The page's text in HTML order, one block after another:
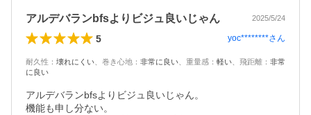
アルデバランbfsよりビジュ良いじゃん 2025/5/24
5 yoc********さん
耐久性 ： 壊れにくい 巻き心地 ： 非常に良い 重量感 ： 軽い 飛距離 ： 非常
に良い
アルデバランbfsよりビジュ良いじゃん。
機能も申し分ない。